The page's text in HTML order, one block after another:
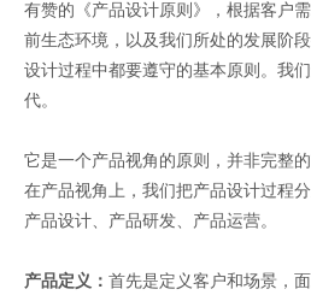
有赞的《产品设计原则》，根据客户
前生态环境，以及我们所处的发展阶
设计过程中都要遵守的基本原则。我
代。
它是一个产品视角的原则，并非完整
在产品视角上，我们把产品设计过程
产品设计、产品研发、产品运营。
产品定义： 首先是定义客户和场景，